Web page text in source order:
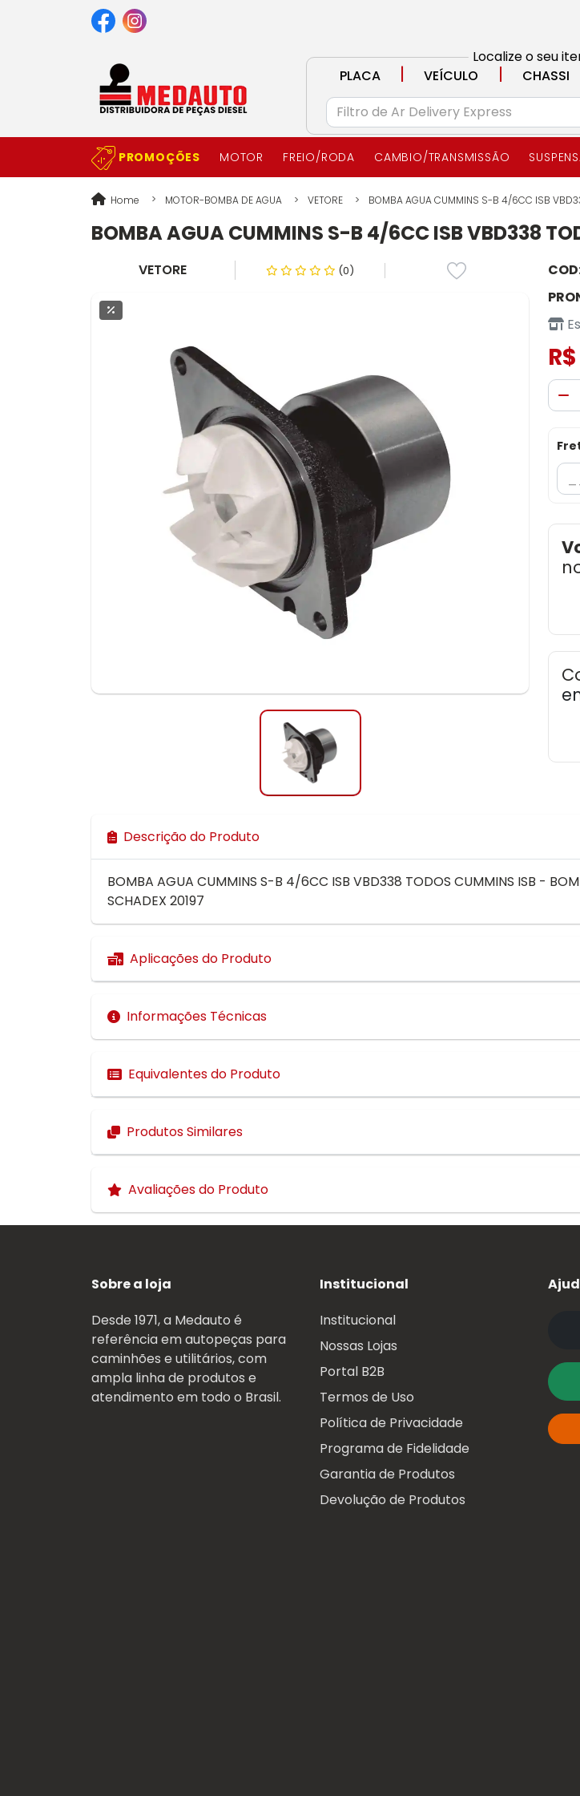
Localize o seu
PLACA
| VEÍCULO | CHASSI
PROMOÇÕES MOTOR FREIO/RODA CAMBIO/TRANSMISSÃO
Home MOTOR-BOMBA DE AGUA VETORE BOMBA AGUA CUMMINS S-B 4/6CC ISB
BOMBA AGUA CUMMINS S-B 4/6CC ISB VBD338
VETORE (0)
Descrição do Produto
BOMBA AGUA CUMMINS S-B 4/6CC ISB VBD338 TODOS CUMMINS ISB -
SCHADEX 20197
Aplicações do Produto
Informações Técnicas
Equivalentes do Produto
Produtos Similares
Avaliações do Produto
Sobre a loja
Desde 1971, a Medauto é
referência em autopeças para
caminhões e utilitários, com
ampla linha de produtos e
atendimento em todo o Brasil.
Institucional
Institucional
Nossas Lojas
Portal B2B
Termos de Uso
Política de Privacidade
Programa de Fidelidade
Garantia de Produtos
Devolução de Produtos